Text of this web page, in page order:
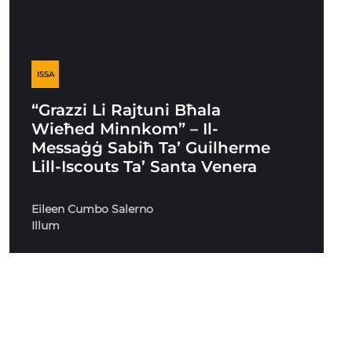
ISSA
“Grazzi Li Rajtuni Bħala
Wieħed Minnkom” – Il-
Messaġġ Sabiħ Ta’ Guilherme
Lill-Iscouts Ta’ Santa Venera
Eileen Cumbo Salerno
Illum